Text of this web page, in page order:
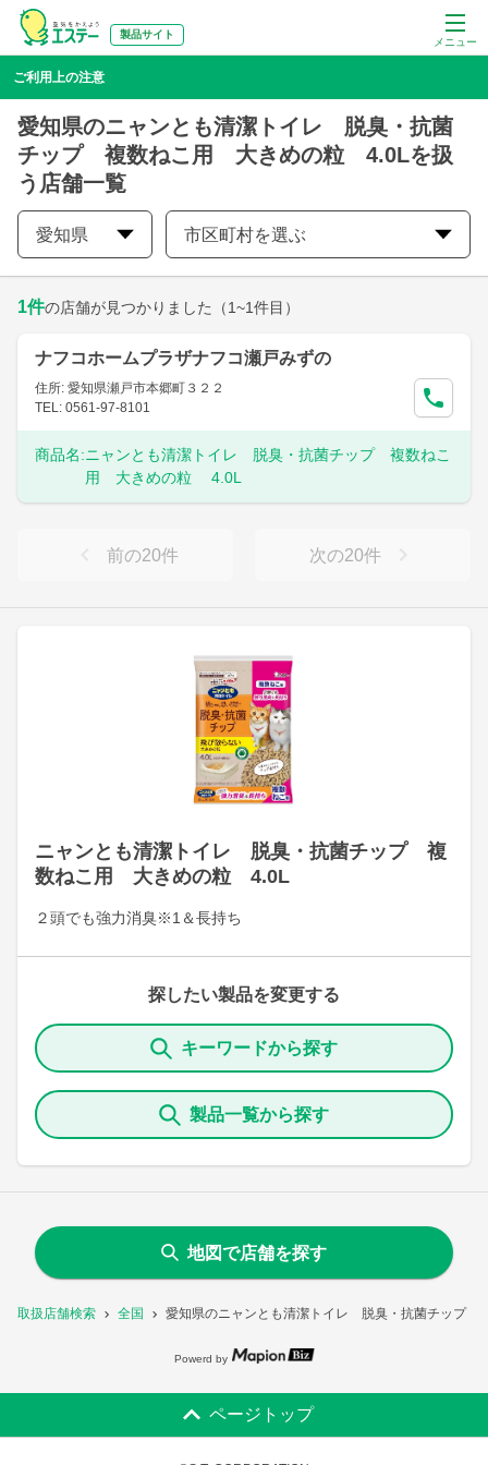
メニュー
製品サイト
取扱店舗検索 全国 愛知県のニャンとも清潔トイレ 脱臭・抗菌チップ
ご利用上の注意
愛知県のニャンとも清潔トイレ 脱臭・抗菌
チップ 複数ねこ用 大きめの粒 4.0Lを扱
う店舗一覧
愛知県 市区町村を選ぶ
ニャンとも清潔トイレ 脱臭・抗菌チップ 複
数ねこ用 大きめの粒 4.0L
２頭でも強力消臭※1＆長持ち
探したい製品を変更する
キーワードから探す
製品一覧から探す
1件の店舗が見つかりました （1~1件目）
ナフコホームプラザナフコ瀬戸みずの
住所: 愛知県瀬戸市本郷町３２２
TEL: 0561-97-8101
商品名:ニャンとも清潔トイレ 脱臭・抗菌チップ 複数ねこ
用 大きめの粒 4.0L
前の20件 次の20件
地図で店舗を探す
Powerd by
ページトップ